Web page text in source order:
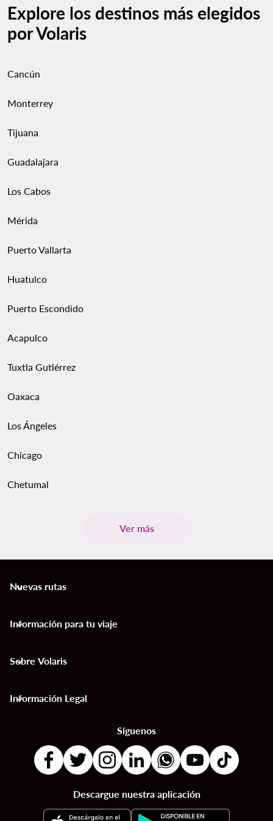
Explore los destinos más elegidos
por Volaris
Cancún
Monterrey
Tijuana
Guadalajara
Los Cabos
Mérida
Puerto Vallarta
Huatulco
Puerto Escondido
Acapulco
Tuxtla Gutiérrez
Oaxaca
Los Ángeles
Chicago
Chetumal
Ver más
Nuevas rutas
keyboard_arrow_down
Información para tu viaje
keyboard_arrow_down
Sobre Volaris
keyboard_arrow_down
Información Legal
keyboard_arrow_down
Síguenos
Descargue nuestra aplicación